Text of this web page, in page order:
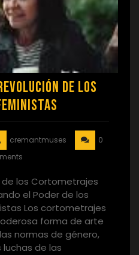
de los
cremantmuses
0
de los Cortometrajes
el Poder de los
Los cortometrajes
forma de arte
normas de género,
luchas de las